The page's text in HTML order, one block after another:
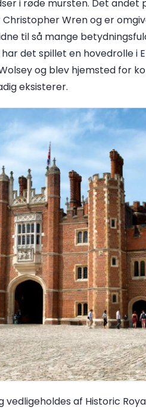
i røde mursten. Det
Wren og er
til så mange
det spillet en hovedrolle i
og blev hjemsted for
eksisterer.
vedligeholdes af Historic